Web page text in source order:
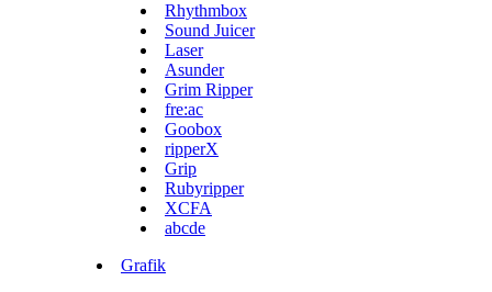
Rhythmbox
Sound Juicer
Laser
Asunder
Grim Ripper
fre:ac
Goobox
ripperX
Grip
Rubyripper
XCFA
abcde
Grafik